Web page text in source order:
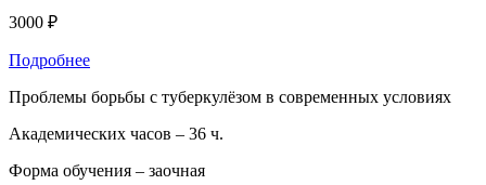
3000 ₽
Подробнее
Проблемы борьбы с туберкулёзом в современных условиях
Академических часов – 36 ч.
Форма обучения – заочная